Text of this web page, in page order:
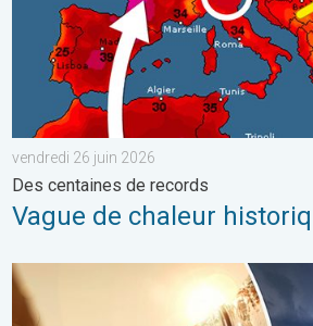
vendredi 26 juin 2026
Des centaines de records
Vague de chaleur
Risque d'orage violent cette semaine.